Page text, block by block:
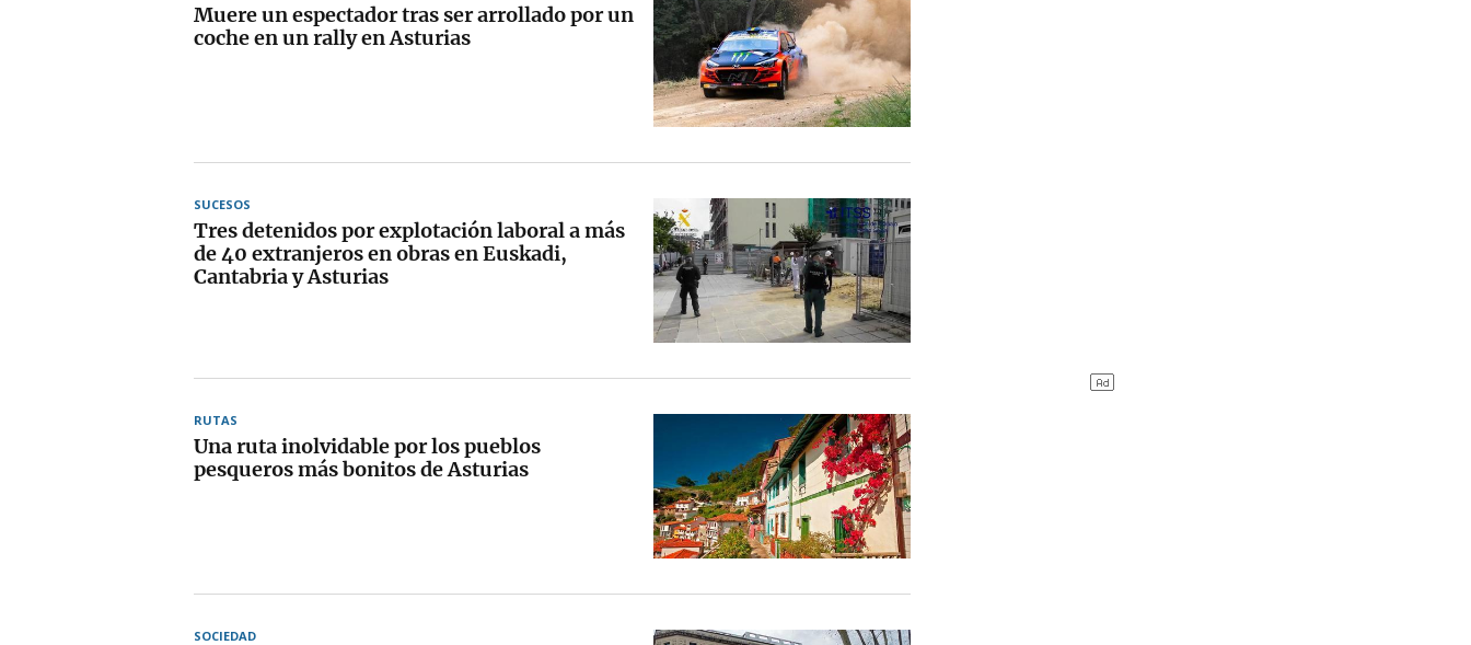
Muere un espectador tras ser arrollado por un
coche en un rally en Asturias
SUCESOS
Tres detenidos por explotación laboral a más
de 40 extranjeros en obras en Euskadi,
Cantabria y Asturias
RUTAS
Una ruta inolvidable por los pueblos
pesqueros más bonitos de Asturias
SOCIEDAD